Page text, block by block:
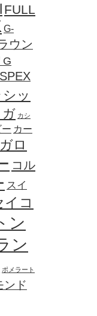
FULL
G-
ウン
G
ッ
ガ カシ
カー
ロ
コル
スイ
イコ
ン
ン
ポメラート
ンド